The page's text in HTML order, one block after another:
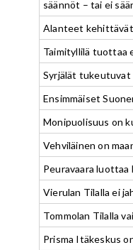
säännöt – tai ei
Alanteet kehittävät
Taimityllilä tuottaa
Syrjälät
Ensimmäiset
Monipuolisuus on
Vehviläinen on
Peuravaara
Vierulan Tilalla ei
Tommolan Tilalla
Prisma Itäkeskus